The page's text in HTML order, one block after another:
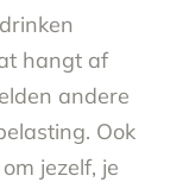
hangt af
andere
Ook
jezelf, je